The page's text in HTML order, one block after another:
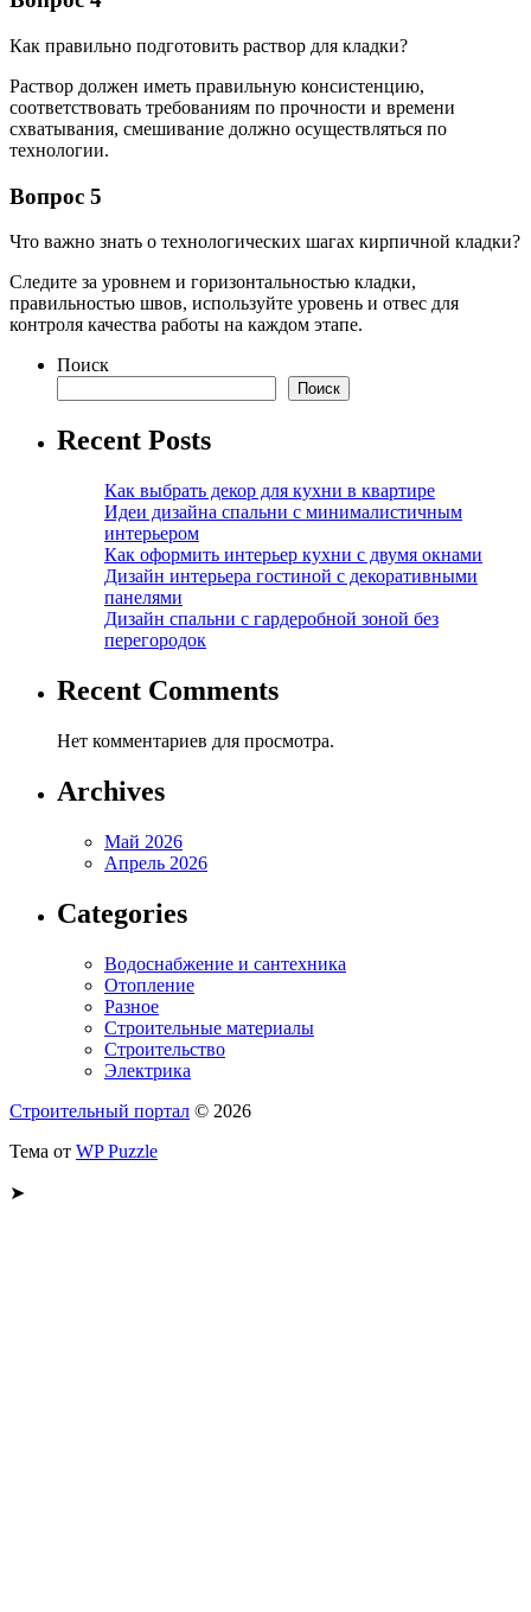
Как правильно подготовить раствор для кладки?
Раствор должен иметь правильную консистенцию,
соответствовать требованиям по прочности и времени
схватывания, смешивание должно осуществляться по
технологии.
Вопрос 5
Что важно знать о технологических шагах кирпичной кладки?
Следите за уровнем и горизонтальностью кладки,
правильностью швов, используйте уровень и отвес для
контроля качества работы на каждом этапе.
Поиск
Поиск
Recent Posts
Как выбрать декор для кухни в квартире
Идеи дизайна спальни с минималистичным
интерьером
Как оформить интерьер кухни с двумя окнами
Дизайн интерьера гостиной с декоративными
панелями
Дизайн спальни с гардеробной зоной без
перегородок
Recent Comments
Нет комментариев для просмотра.
Archives
Май 2026
Апрель 2026
Categories
Водоснабжение и сантехника
Отопление
Разное
Строительные материалы
Строительство
Электрика
Строительный портал © 2026
Тема от WP Puzzle
➤